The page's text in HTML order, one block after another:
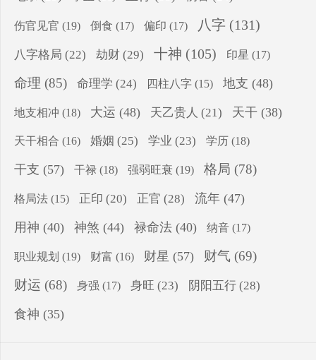
伤官见官 (19) 倒食 (17) 偏印 (17) 八字 (131)
八字格局 (22) 劫财 (29) 十神 (105) 印星 (17)
命理 (85) 命理学 (24) 四柱八字 (15) 地支 (48)
地支相冲 (18) 大运 (48) 天乙贵人 (21) 天干 (38)
天干相合 (16) 婚姻 (25) 学业 (23) 学历 (18)
干支 (57) 干禄 (18) 强弱旺衰 (19) 格局 (78)
格局法 (15) 正印 (20) 正官 (28) 流年 (47)
用神 (40) 神煞 (44) 禄命法 (40) 纳音 (17)
职业规划 (19) 财富 (16) 财星 (57) 财气 (69)
财运 (68) 身强 (17) 身旺 (23) 阴阳五行 (28)
食神 (35)